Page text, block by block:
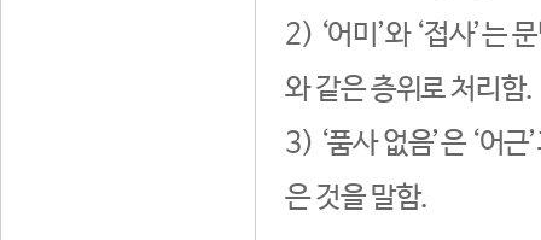
2) ‘어미’와 ‘접사’는
와 같은 층위로 처리함.
3) ‘품사 없음’은 ‘어
은 것을 말함.